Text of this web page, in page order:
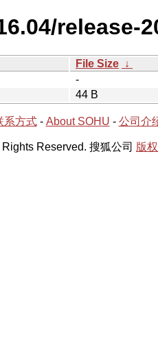
release-
File Size ↓
-
44 B
系方式- About SOHU - 公司介
Reserved. 搜狐公司 版